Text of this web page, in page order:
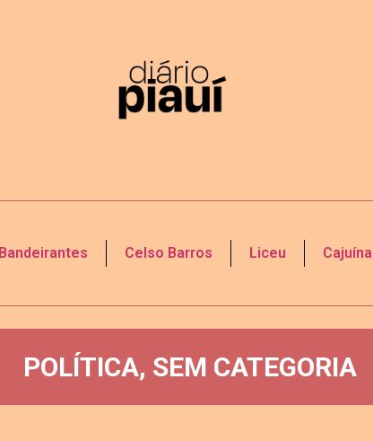
Bandeirantes Celso Barros Liceu Cajuína
POLÍTICA, SEM CATEGORIA